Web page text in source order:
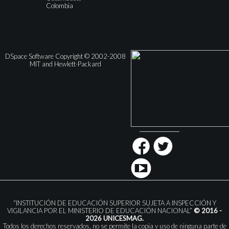
Colombia
DSpace Software Copyright © 2002-2008
MIT and Hewlett-Packard
“INSTITUCIÓN DE EDUCACIÓN SUPERIOR SUJETA A INSPECCIÓN Y
VIGILANCIA POR EL MINISTERIO DE EDUCACIÓN NACIONAL” © 2016 -
2026 UNICESMAG.
Todos los derechos reservados, no se permite la copia y uso de ninguna parte de